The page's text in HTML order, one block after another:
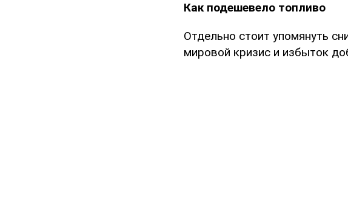
Как подешевело топливо
Отдельно стоит упомянуть
мировой кризис и избыток